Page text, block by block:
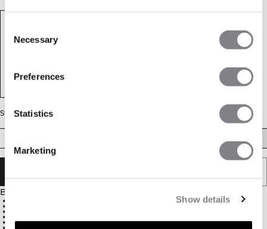
Selection
Necessary
Preferences
Statistics
Marketing
Show details
Størrelse
Beskrivelse
Åpne sidelommer